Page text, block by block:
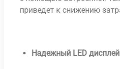
приведет к снижению
Надежный LED дисплей